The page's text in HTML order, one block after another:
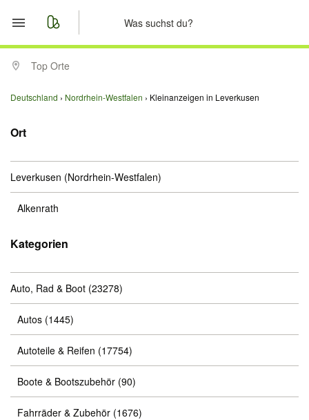
Start
Merkliste
Anzeige aufgeben
Top Orte
Deutschland Nordrhein-Westfalen Kleinanzeigen in Leverkusen
Ort
Leverkusen (Nordrhein-Westfalen)
Alkenrath
Kategorien
Auto, Rad & Boot (23278)
Autos (1445)
Autoteile & Reifen (17754)
Boote & Bootszubehör (90)
Fahrräder & Zubehör (1676)